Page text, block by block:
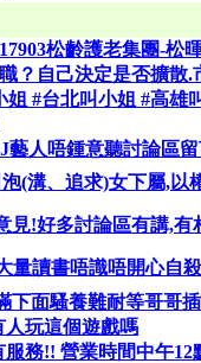
松齡護老集團-松
？自己決定是否擴散.
#台北叫小姐 #高雄
人唔鍾意聽討論區
(溝、追求)女下屬,以
見!好多討論區有講,有
讀書唔識唔開心自
下面騷養難耐等哥哥
人玩這個遊戲嗎
務!! 營業時間中午12